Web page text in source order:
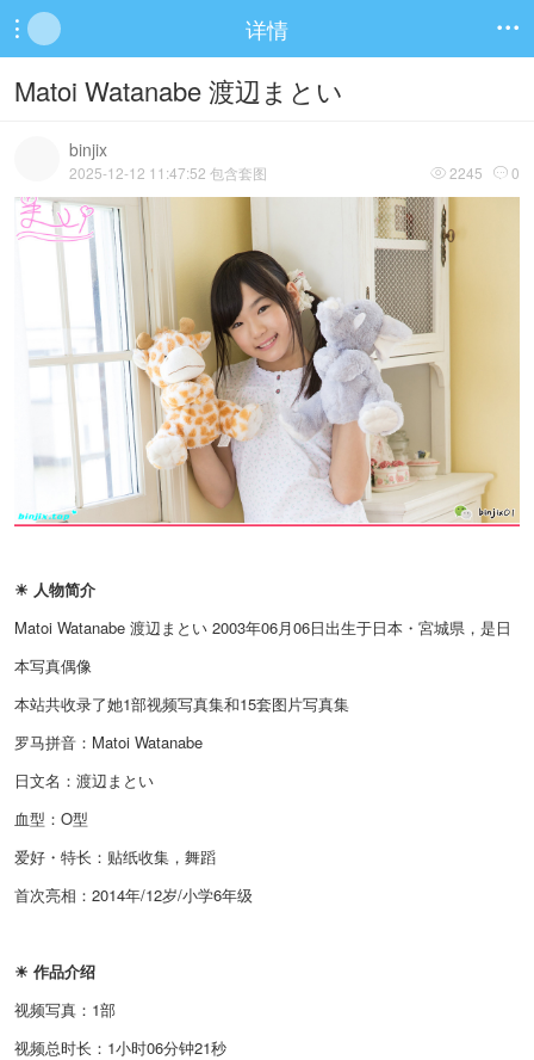
 详情 
Matoi Watanabe 渡辺まとい
binjix
 2245  0
2025-12-12 11:47:52 包含套图
☀ 人物简介
Matoi Watanabe 渡辺まとい 2003年06月06日出生于日本・宮城県，是日
本写真偶像
本站共收录了她1部视频写真集和15套图片写真集
罗马拼音：Matoi Watanabe
日文名：渡辺まとい
血型：O型
爱好・特长：贴纸收集，舞蹈
首次亮相：2014年/12岁/小学6年级
☀ 作品介绍
视频写真：1部
视频总时长：1小时06分钟21秒